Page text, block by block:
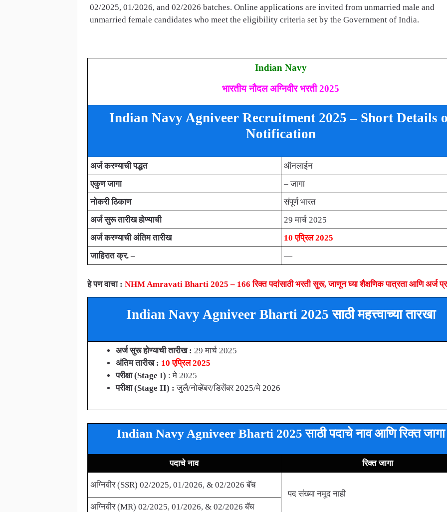
02/2025, 01/2026, and 02/2026 batches. Online applications are invited from unmarried male and
unmarried female candidates who meet the eligibility criteria set by the Government of India.
Indian Navy
भारतीय नौदल अग्निवीर भरती 2025
Indian Navy Agniveer Recruitment 2025 – Short Details
Notification
अर्ज करण्याची पद्धत
ऑनलाईन
एकुण जागा
– जागा
नोकरी ठिकाण
संपूर्ण भारत
अर्ज सुरू तारीखहोण्याची
29 मार्च 2025
अर्ज करण्याची अंतिम तारीख
10 एप्रिल 2025
जाहिरात क्र. –
—
हे पण वाचा : NHM Amravati Bharti 2025 – 166 रिक्त पदांसाठी भरती सुरू, जाणून घ्या शैक्षणिक पात्रता आणि अर्ज
Indian Navy Agniveer Bharti 2025 साठी महत्त्वाच्या तारखा
अर्ज सुरू होण्याची तारीख : 29 मार्च 2025
अंतिम तारीख : 10 एप्रिल 2025
परीक्षा (Stage I) : मे 2025
परीक्षा (Stage II) : जुलै/नोव्हेंबर/डिसेंबर 2025/मे 2026
Indian Navy Agniveer Bharti 2025 साठी पदाचे नाव आणि रिक्त जागा
पदाचे नाव रिक्त जागा
अग्निवीर (SSR) 02/2025, 01/2026, & 02/2026 बॅच
पद संख्या नमूद नाही
अग्निवीर (MR) 02/2025, 01/2026, & 02/2026 बॅच